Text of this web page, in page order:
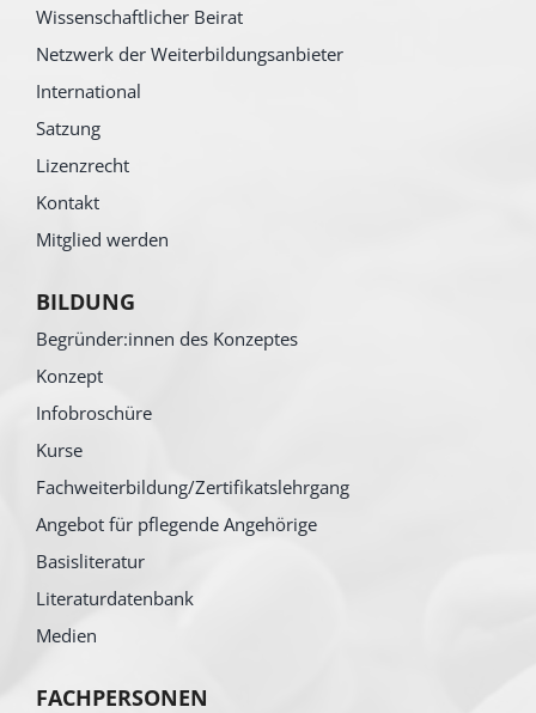
Wissenschaftlicher Beirat
Netzwerk der Weiterbildungsanbieter
International
Satzung
Lizenzrecht
Kontakt
Mitglied werden
BILDUNG
Begründer:innen des Konzeptes
Konzept
Infobroschüre
Kurse
Fachweiterbildung/Zertifikatslehrgang
Angebot für pflegende Angehörige
Basisliteratur
Literaturdatenbank
Medien
FACHPERSONEN